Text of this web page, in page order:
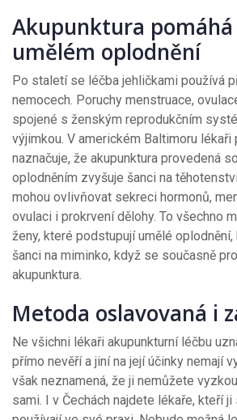
Akupunktura
umělém oplodnění
Po staletí se léčba jehličkami používá
nemocech. Poruchy menstruace,
spojené s ženským reprodukčním
výjimkou. V americkém Baltimoru
naznačuje, že akupunktura provedená
oplodněním zvyšuje šanci na
mohou ovlivňovat sekreci hormonů,
ovulaci i prokrvení dělohy. To všechno
ženy, které podstupují umělé
šanci na miminko, když se současně
akupunktura.
Metoda oslavovaná i
Ne všichni lékaři akupunkturní léčbu
přímo nevěří a jiní na její účinky nemají
však neznamená, že ji nemůžete
sami. I v Čechách najdete lékaře, kteří ji